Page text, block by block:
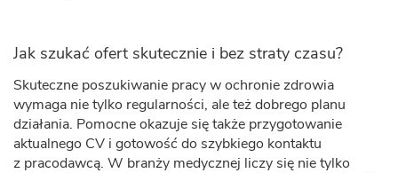
Jak szukać ofert skutecznie i bez straty czasu?
Skuteczne poszukiwanie pracy w ochronie zdrowia
wymaga nie tylko regularności, ale też dobrego planu
działania. Pomocne okazuje się także przygotowanie
aktualnego CV i gotowość do szybkiego kontaktu
z pracodawcą. W branży medycznej liczy się nie tylko